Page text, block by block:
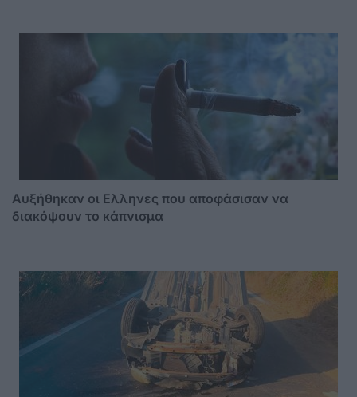
Αυξήθηκαν οι Ελληνες που αποφάσισαν να
διακόψουν το κάπνισμα